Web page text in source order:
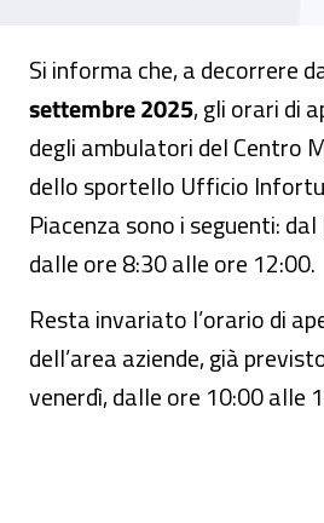
Si informa che, a decorrere
settembre 2025, gli orari di
degli ambulatori del Centro
dello sportello Ufficio
Piacenza sono i seguenti:
dalle ore 8:30 alle ore 12:00.
Resta invariato l’orario di
dell’area aziende, già
venerdì, dalle ore 10:00 alle